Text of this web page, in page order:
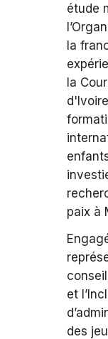
étude
la
la
paix à
et
des